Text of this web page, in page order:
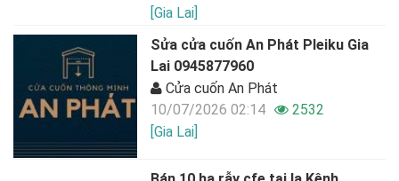
[Gia Lai]
Sửa cửa cuốn An Phát Pleiku Gia
Lai 0945877960
Cửa cuốn An Phát
10/07/2026 02:14
2532
[Gia Lai]